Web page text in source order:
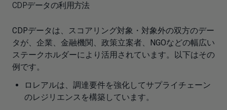
CDPデータの利用方法
CDPデータは、スコアリング対象・対象外の双方のデー
タが、企業、金融機関、政策立案者、NGOなどの幅広い
ステークホルダーにより活用されています。以下はその
例です。
ロレアルは、調達要件を強化してサプライチェーン
のレジリエンスを構築しています。